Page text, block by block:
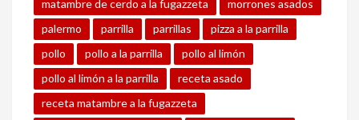
matambre de cerdo a la fugazzeta
morrones asados
palermo
parrilla parrillas
pizza a la parrilla
pollo
pollo a la parrilla
pollo al limón
pollo al limón a la parrilla
receta asado
receta matambre a la fugazzeta